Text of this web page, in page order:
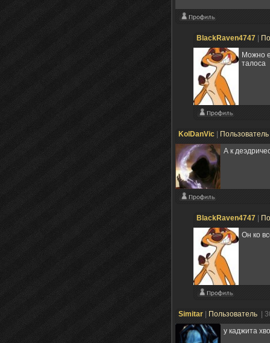
BlackRaven4747
Можно
талоса
KolDanVic
Пользователь
А к
BlackRaven4747
Он ко
Simitar Пользователь
|
у каджита